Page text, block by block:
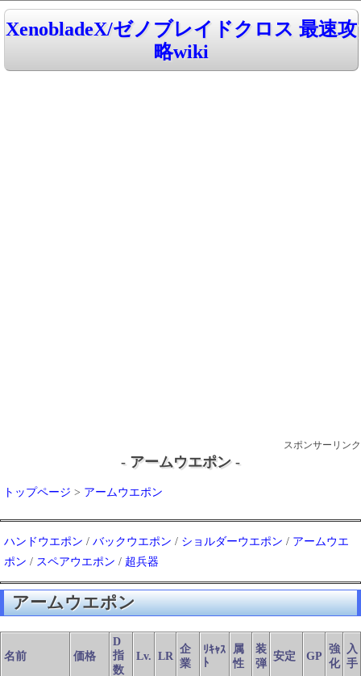
XenobladeX/ゼノブレイドクロス 最速攻
略wiki
スポンサーリンク
- アームウエポン -
トップページ > アームウエポン
ハンドウエポン / バックウエポン / ショルダーウエポン / アームウエ
ポン / スペアウエポン / 超兵器
アームウエポン
名前 価格
D
指
数
Lv. LR
企
業
ﾘｷｬｽ
ﾄ
属
性
装
弾
安定 GP
強
化
入
手